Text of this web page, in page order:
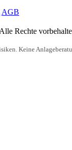
AGB
Rechte
Keine